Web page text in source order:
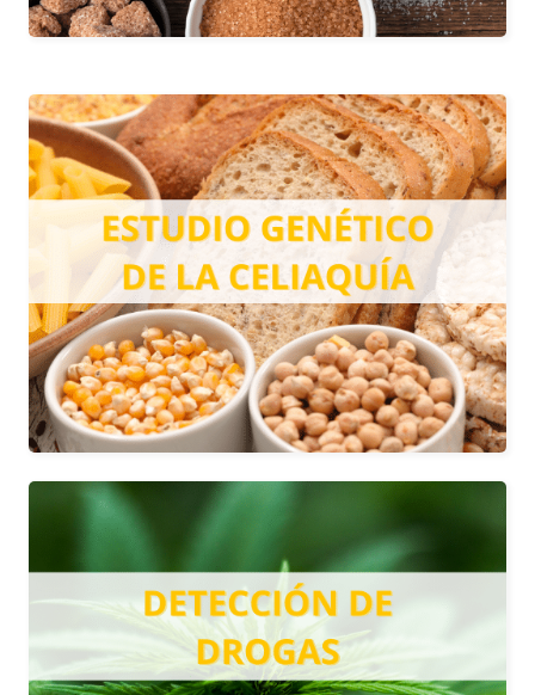
ESTUDIO GENÉTICO DE LA
CELIAQUÍA
Diagnostica la enfermedad ante la
sospecha clínica, especialmente en
pacientes cuya prueba serológica ha
dado como resultado no concluyente.
Más información
DETECCIÓN DE DROGAS
Mediante el análisis de una muestra de
orina, podemos detectar en nuestro la
presencia de restos de droga en el